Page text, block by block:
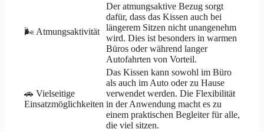
🌬️ Atmungsaktivität
Der atmungsaktive Bezug sorgt
dafür, dass das Kissen auch bei
längerem Sitzen nicht unangenehm
wird. Dies ist besonders in warmen
Büros oder während langer
Autofahrten von Vorteil.
🚗 Vielseitige
Einsatzmöglichkeiten
Das Kissen kann sowohl im Büro
als auch im Auto oder zu Hause
verwendet werden. Die Flexibilität
in der Anwendung macht es zu
einem praktischen Begleiter für alle,
die viel sitzen.